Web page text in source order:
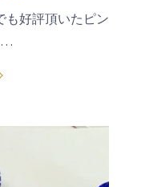
も好評頂いたピン
…